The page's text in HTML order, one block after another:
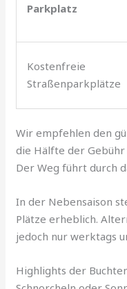
Parkplatz
Kostenfreie
Straßenparkplätze
Wir empfehlen den
die Hälfte der
Der Weg führt durch
In der Nebensaison
Plätze erheblich.
jedoch nur werktags
Highlights der